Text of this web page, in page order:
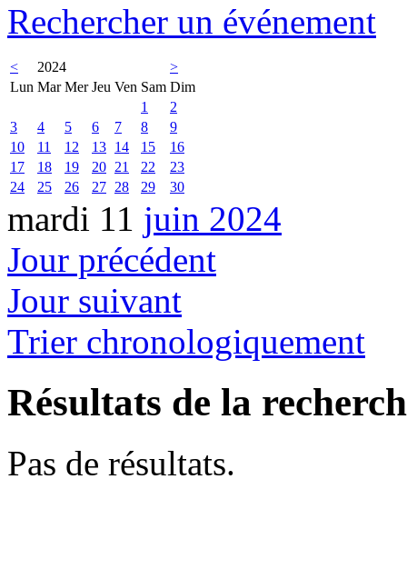
Rechercher un événement
< 2024
>
Lun Mar Mer Jeu Ven Sam Dim
1
2
3
4 5 6 7 8
9
10
11 12 13 14 15
16
17
18 19 20 21 22
23
24
25 26 27 28 29 30
mardi 11 juin 2024
Jour précédent
Jour suivant
Trier chronologiquement
Résultats de la
Pas de résultats.